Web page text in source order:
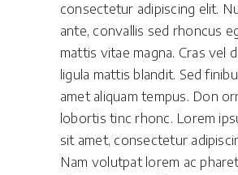
consectetur adipiscing elit.
ante, convallis sed rhoncus
mattis vitae magna. Cras vel
ligula mattis blandit. Sed
amet aliquam tempus. Don
lobortis tinc rhonc. Lorem
sit amet, consectetur
Nam volutpat lorem ac